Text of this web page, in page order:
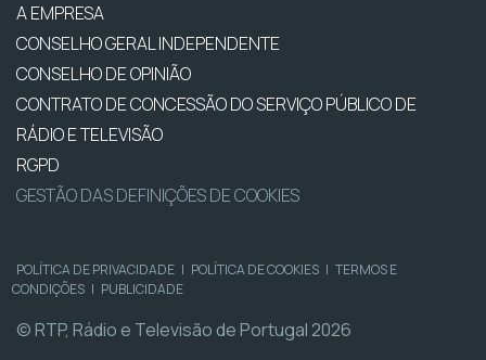
A EMPRESA
CONSELHO GERAL INDEPENDENTE
CONSELHO DE OPINIÃO
CONTRATO DE CONCESSÃO DO SERVIÇO PÚBLICO DE
RÁDIO E TELEVISÃO
RGPD
GESTÃO DAS DEFINIÇÕES DE COOKIES
POLÍTICA DE PRIVACIDADE | POLÍTICA DE COOKIES | TERMOS E
CONDIÇÕES | PUBLICIDADE
© RTP, Rádio e Televisão de Portugal 2026